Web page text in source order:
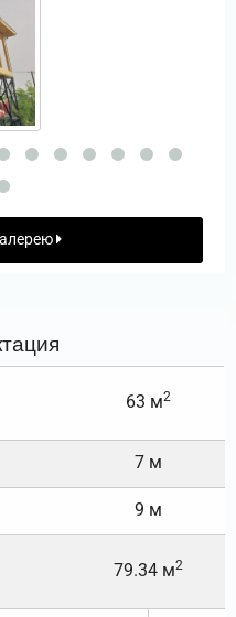
63 м2
7 м
9 м
79.34 м2